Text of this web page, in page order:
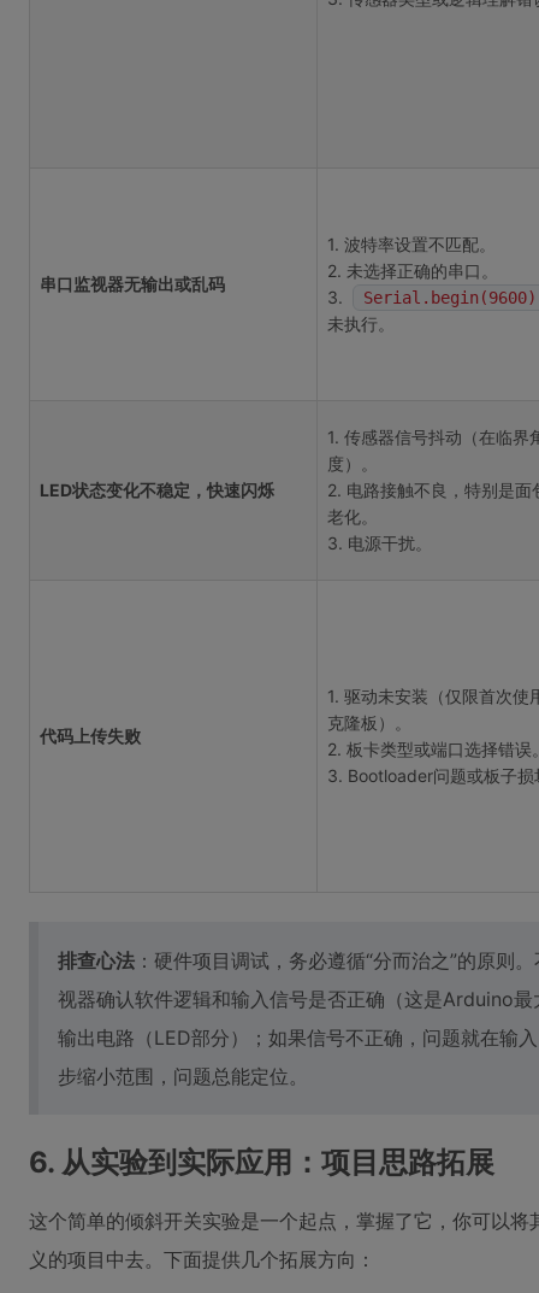
串口监视器无输出或乱码
1. 波特率设置不匹配。
2. 未选择正确的串口。
3.
Serial.begin(9600)
未执行。
LED状态变化不稳定，快速闪烁
1. 传感器信号抖动（在临界
度）。
2. 电路接触不良，特别是面
老化。
3. 电源干扰。
代码上传失败
1. 驱动未安装（仅限首次使
克隆板）。
2. 板卡类型或端口选择错误
3. Bootloader问题或板子损
排查心法 ：硬件项目调试，务必遵循“分而治之”的原则
视器确认软件逻辑和输入信号是否正确（这是Arduino
输出电路（LED部分）；如果信号不正确，问题就在输
步缩小范围，问题总能定位。
6. 从实验到实际应用：项目思路拓展
这个简单的倾斜开关实验是一个起点，掌握了它，你可以
义的项目中去。下面提供几个拓展方向：